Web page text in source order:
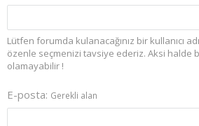
Lütfen forumda kulanacağınız bir kullanıcı
özenle seçmenizi tavsiye ederiz. Aksi halde
olamayabilir !
E-posta Gerekli alan